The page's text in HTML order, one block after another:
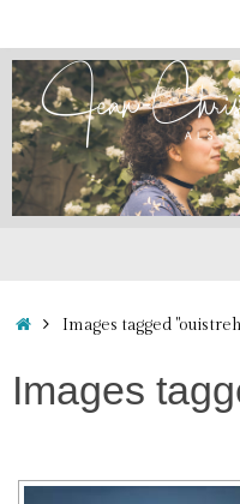
au
contenu
Accueil
Images tagged
Images